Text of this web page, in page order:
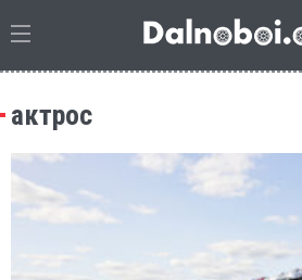
актрос